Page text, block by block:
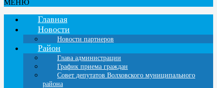
МЕНЮ
Главная
Новости
Новости партнеров
Район
Глава администрации
График приема граждан
Совет депутатов Волховского муниципального
района